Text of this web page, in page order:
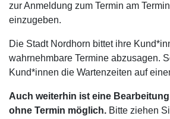
zur Anmeldung zum Termin am
einzugeben.
Die Stadt Nordhorn bittet ihre
wahrnehmbare Termine abzusagen.
Kund*innen die Wartenzeiten auf
Auch weiterhin ist eine
ohne Termin möglich. Bitte ziehen